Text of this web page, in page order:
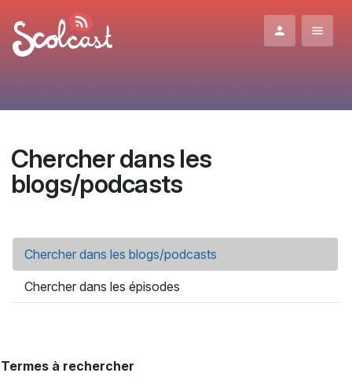
Chercher dans les
blogs/podcasts
Onglets principaux
Chercher dans les blogs/podcasts
Chercher dans les épisodes
Termes à rechercher